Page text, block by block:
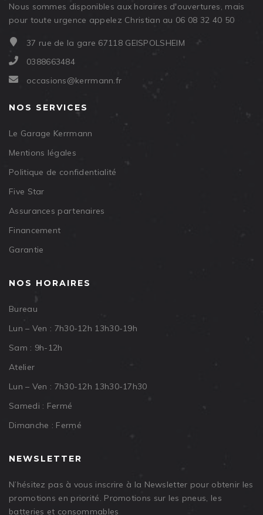
Nous sommes disponibles aux horaires d'ouvertures, mais
pour toute urgence appelez Christian au 06 08 32 40 50
37 rue de la gare 67118 GEISPOLSHEIM
0388663484
occasions@kerrmann.fr
NOS SERVICES
Le Garage Kerrmann
Mentions légales
Politique de confidentialité
Five Star
Assurances partenaires
Financement
Garantie
NOS HORAIRES
Bureau
Lun – Ven : 7h30-12h 13h30-19h
Sam : 9h-12h
Atelier
Lun – Ven : 7h30-12h 13h30-17h30
Samedi : Fermé
Dimanche : Fermé
NEWSLETTER
N’hésitez pas à vous inscrire à la Newsletter pour obtenir les
promotions en priorité. Promotions sur les pneus, les
batteries et consommables